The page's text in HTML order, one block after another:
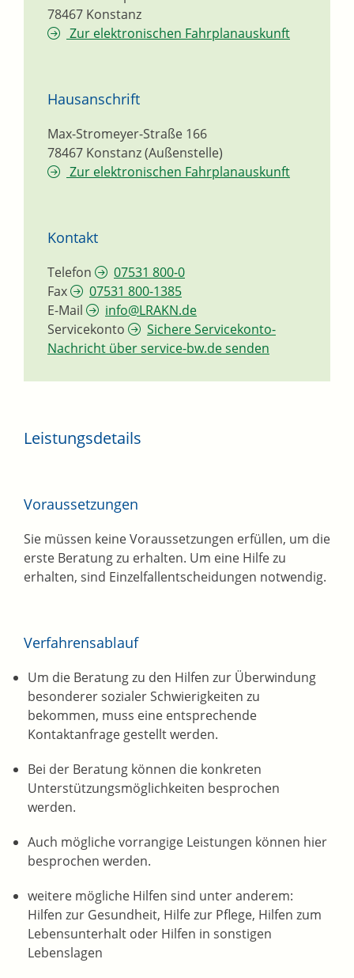
78467 Konstanz
Zur elektronischen Fahrplanauskunft
Hausanschrift
Max-Stromeyer-Straße 166
78467 Konstanz (Außenstelle)
Zur elektronischen Fahrplanauskunft
Kontakt
Telefon
07531 800-0
Fax
07531 800-1385
E-Mail
info@LRAKN.de
Servicekonto
Sichere Servicekonto-
Nachricht über service-bw.de senden
Leistungsdetails
Voraussetzungen
Sie müssen keine Voraussetzungen erfüllen, um die
erste Beratung zu erhalten. Um eine Hilfe zu
erhalten, sind Einzelfallentscheidungen notwendig.
Verfahrensablauf
Um die Beratung zu den Hilfen zur Überwindung
besonderer sozialer Schwierigkeiten zu
bekommen, muss eine entsprechende
Kontaktanfrage gestellt werden.
Bei der Beratung können die konkreten
Unterstützungsmöglichkeiten besprochen
werden.
Auch mögliche vorrangige Leistungen können hier
besprochen werden.
weitere mögliche Hilfen sind unter anderem:
Hilfen zur Gesundheit, Hilfe zur Pflege, Hilfen zum
Lebensunterhalt oder Hilfen in sonstigen
Lebenslagen